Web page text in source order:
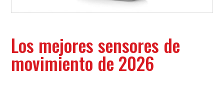
Los mejores sensores de
movimiento de 2026